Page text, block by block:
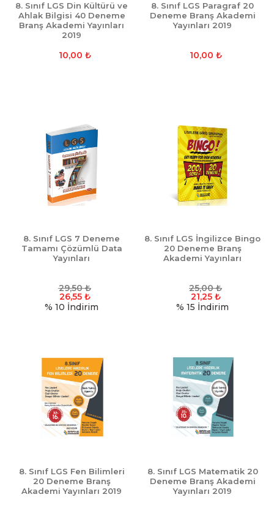
8. Sınıf LGS Din Kültürü ve
Ahlak Bilgisi 40 Deneme
Branş Akademi Yayınları
2019
10,00 ₺
8. Sınıf LGS Paragraf 20
Deneme Branş Akademi
Yayınları 2019
10,00 ₺
8. Sınıf LGS 7 Deneme
Tamamı Çözümlü Data
Yayınları
29,50₺
26,55₺
% 10 İndirim
8. Sınıf LGS İngilizce Bingo
20 Deneme Branş
Akademi Yayınları
25,00₺
21,25₺
% 15 İndirim
8. Sınıf LGS Fen Bilimleri
20 Deneme Branş
Akademi Yayınları 2019
8. Sınıf LGS Matematik 20
Deneme Branş Akademi
Yayınları 2019